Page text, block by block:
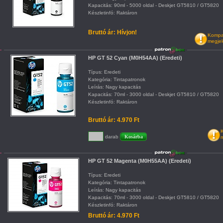
Kapacitás: 90ml - 5000 oldal - Deskjet GT5810 / GT5820
Készletinfó: Raktáron
Bruttó ár: Hívjon!
HP GT 52 Cyan (M0H54AA) (Eredeti)
Típus: Eredeti
Kategória: Tintapatronok
Leírás: Nagy kapacitás
Kapacitás: 70ml - 3000 oldal - Deskjet GT5810 / GT5820
Készletinfó: Raktáron
Bruttó ár: 4.970 Ft
darab
HP GT 52 Magenta (M0H55AA) (Eredeti)
Típus: Eredeti
Kategória: Tintapatronok
Leírás: Nagy kapacitás
Kapacitás: 70ml - 3000 oldal - Deskjet GT5810 / GT5820
Készletinfó: Raktáron
Bruttó ár: 4.970 Ft